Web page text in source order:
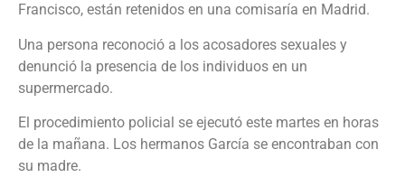
Francisco, están retenidos en una comisaría en Madrid.
Una persona reconoció a los acosadores sexuales y
denunció la presencia de los individuos en un
supermercado.
El procedimiento policial se ejecutó este martes en horas
de la mañana. Los hermanos García se encontraban con
su madre.